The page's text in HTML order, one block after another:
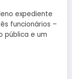
expediente
funcionários –
pública e um